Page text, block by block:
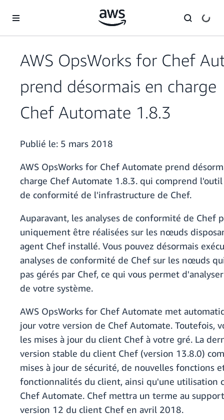
AWS OpsWorks for Chef
prend désormais en charge
Chef Automate 1.8.3
Publié le: 5 mars 2018
AWS OpsWorks for Chef Automate prend
charge Chef Automate 1.8.3. qui comprend
de conformité de l'infrastructure de Chef.
Auparavant, les analyses de conformité de Chef
uniquement être réalisées sur les nœuds
agent Chef installé. Vous pouvez désormais
analyses de conformité de Chef sur les nœuds
pas gérés par Chef, ce qui vous permet
de votre système.
AWS OpsWorks for Chef Automate met
jour votre version de Chef Automate. Toutefois,
les mises à jour du client Chef à votre gré. La
version stable du client Chef (version 13.8.0)
mises à jour de sécurité, de nouvelles fonctions
fonctionnalités du client, ainsi qu'une utilisation
Chef Automate. Chef mettra un terme au
version 12 du client Chef en avril 2018.